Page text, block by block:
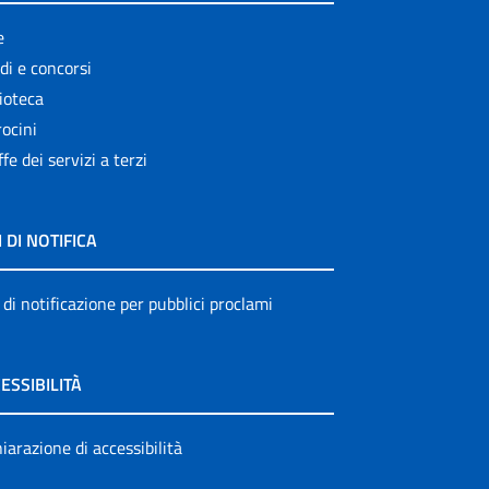
e concorsi
dei servizi a terzi
DI NOTIFICA
notificazione per pubblici proclami
di accessibilità